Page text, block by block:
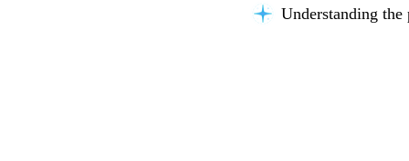
Understanding the